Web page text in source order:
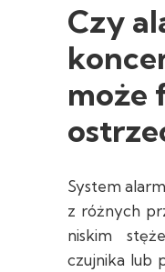
Czy
może
System
z różnych
niskim
czujnika lub